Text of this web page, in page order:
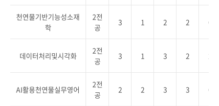
천연물기반기능성소재
학
2전
공
3 1 2 2 0
데이터처리및시각화
2전
공
3 1 3 2 2
AI활용천연물실무영어
2전
공
2 2 3 3 0